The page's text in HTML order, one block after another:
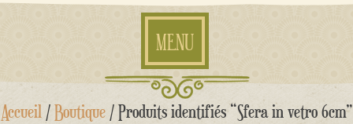
MENU
Aller
au
Accueil /Boutique/ Produits identifiés “Sfera in vetro 6cm”